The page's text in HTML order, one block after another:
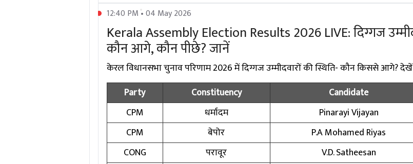
12:40 PM • 04 May 2026
Kerala Assembly Election Results 2026 LIVE: दिग्गज
कौन आगे, कौन पीछे? जानें
केरल विधानसभा चुनाव परिणाम 2026 में दिग्गज उम्मीदवारों की स्थिति- कौन किससे आगे?
Party
Constituency Candidate
CPM
धर्मादम Pinarayi Vijayan
CPM
बेपोर P.A Mohamed Riyas
CONG
परावूर V.D. Satheesan